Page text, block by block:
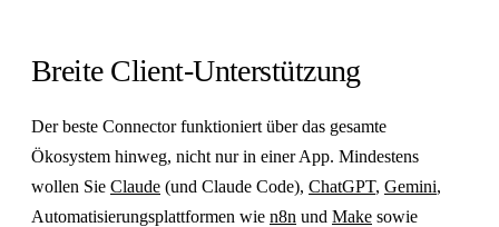
Breite Client-Unterstützung
Der beste Connector funktioniert über das gesamte
Ökosystem hinweg, nicht nur in einer App. Mindestens
wollen Sie Claude (und Claude Code), ChatGPT, Gemini,
Automatisierungsplattformen wie n8n und Make sowie